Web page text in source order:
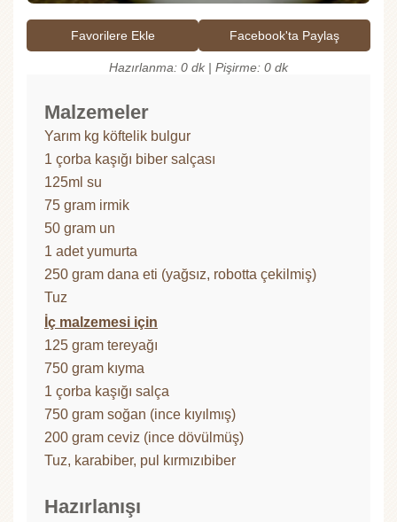
Favorilere Ekle Facebook'ta Paylaş
Hazırlanma: 0 dk | Pişirme: 0 dk
Malzemeler
Yarım kg köftelik bulgur
1 çorba kaşığı biber salçası
125ml su
75 gram irmik
50 gram un
1 adet yumurta
250 gram dana eti (yağsız, robotta çekilmiş)
Tuz
İç malzemesi için
125 gram tereyağı
750 gram kıyma
1 çorba kaşığı salça
750 gram soğan (ince kıyılmış)
200 gram ceviz (ince dövülmüş)
Tuz, karabiber, pul kırmızıbiber
Hazırlanışı